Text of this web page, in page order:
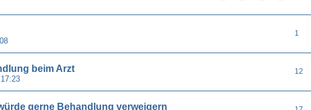
1
beim Arzt 12
gerne Behandlung verweigern